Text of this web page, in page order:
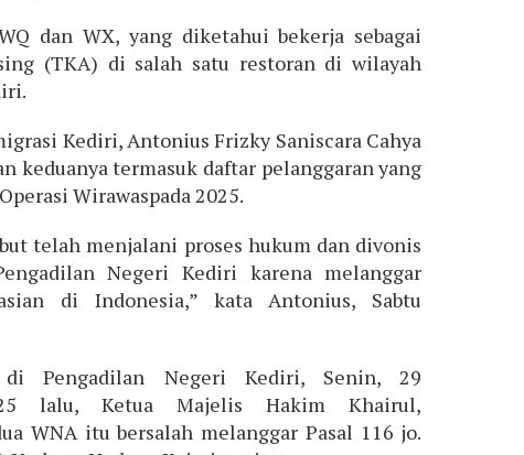
dan WX, yang diketahui bekerja sebagai
(TKA) di salah satu restoran di wilayah
Kediri, Antonius Frizky Saniscara Cahya
keduanya termasuk daftar pelanggaran yang
Wirawaspada 2025.
telah menjalani proses hukum dan divonis
Negeri Kediri karena melanggar
di Indonesia,” kata Antonius, Sabtu
Pengadilan Negeri Kediri, Senin, 29
lalu, Ketua Majelis Hakim Khairul,
WNA itu bersalah melanggar Pasal 116 jo.